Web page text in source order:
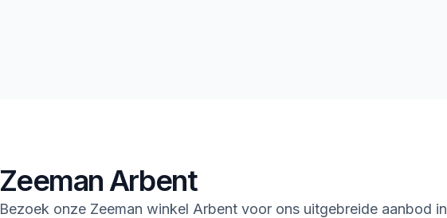
Zeeman Arbent
Bezoek onze Zeeman winkel Arbent voor ons uitgebreide aanbod in